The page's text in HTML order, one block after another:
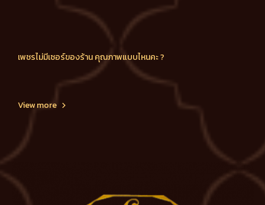
เพชรไม่มีเซอร์ของร้าน คุณภาพแบบไหนคะ ?
View more